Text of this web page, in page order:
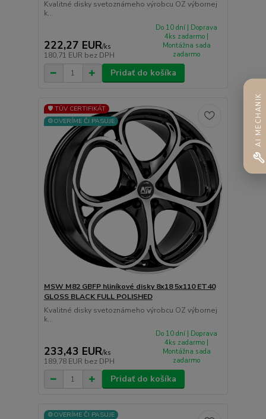
Kvalitné disky svetoznámeho výrobcu OZ výbornej
k...
222,27 EUR/ks
180,71 EUR bez DPH
Do 10 dní | Doprava
4ks zadarmo |
Montážna sada
zadarmo
Pridať do košíka
🛡️ TÜV CERTIFIKÁT
⚙️OVERÍME ČI PASUJE
MSW M82 GBFP hliníkové disky 8x18 5x110 ET40
GLOSS BLACK FULL POLISHED
Kvalitné disky svetoznámeho výrobcu OZ výbornej
k...
233,43 EUR/ks
189,78 EUR bez DPH
Do 10 dní | Doprava
4ks zadarmo |
Montážna sada
zadarmo
Pridať do košíka
⚙️OVERÍME ČI PASUJE
AI MECHANIK